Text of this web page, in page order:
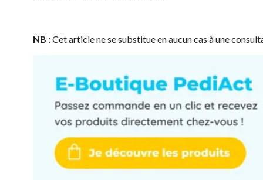
NB :Cet article ne se substitue en aucun cas à une